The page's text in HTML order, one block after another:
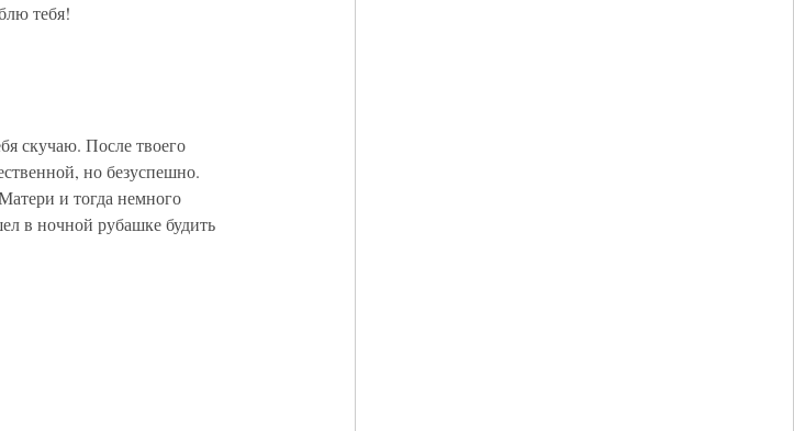
тебя!
скучаю. После твоего
но безуспешно.
и тогда немного
в ночной рубашке будить